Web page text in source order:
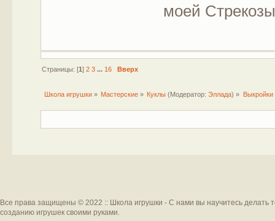
моей
Страницы: [1] 2 3 ... 16 Вверх
Школа игрушки» Мастерские » Куклы (Модератор:Эллада) » Выкройки
Все права защищены © 2022 :: Школа игрушки - С нами вы научитесь делать
созданию игрушек своими руками.